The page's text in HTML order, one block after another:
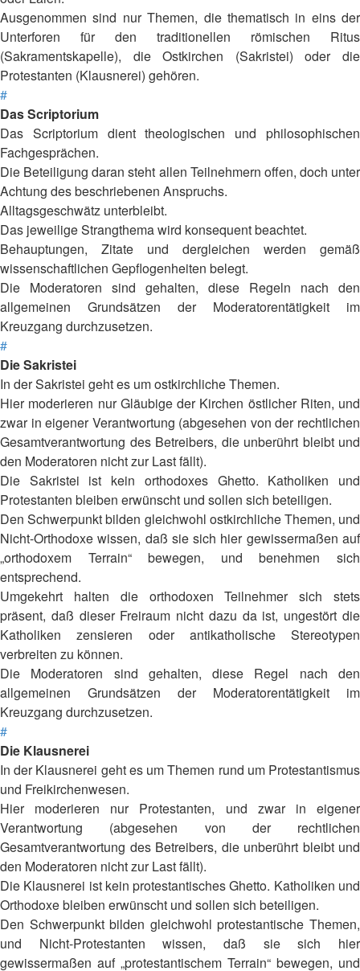
Ausgenommen sind nur Themen, die thematisch in eins der
Unterforen für den traditionellen römischen Ritus
(Sakramentskapelle), die Ostkirchen (Sakristei) oder die
Protestanten (Klausnerei) gehören.
#
Das Scriptorium
Das Scriptorium dient theologischen und philosophischen
Fachgesprächen.
Die Beteiligung daran steht allen Teilnehmern offen, doch unter
Achtung des beschriebenen Anspruchs.
Alltagsgeschwätz unterbleibt.
Das jeweilige Strangthema wird konsequent beachtet.
Behauptungen, Zitate und dergleichen werden gemäß
wissenschaftlichen Gepflogenheiten belegt.
Die Moderatoren sind gehalten, diese Regeln nach den
allgemeinen Grundsätzen der Moderatorentätigkeit im
Kreuzgang durchzusetzen.
#
Die Sakristei
In der Sakristei geht es um ostkirchliche Themen.
Hier moderieren nur Gläubige der Kirchen östlicher Riten, und
zwar in eigener Verantwortung (abgesehen von der rechtlichen
Gesamtverantwortung des Betreibers, die unberührt bleibt und
den Moderatoren nicht zur Last fällt).
Die Sakristei ist kein orthodoxes Ghetto. Katholiken und
Protestanten bleiben erwünscht und sollen sich beteiligen.
Den Schwerpunkt bilden gleichwohl ostkirchliche Themen, und
Nicht-Orthodoxe wissen, daß sie sich hier gewissermaßen auf
„orthodoxem Terrain“ bewegen, und benehmen sich
entsprechend.
Umgekehrt halten die orthodoxen Teilnehmer sich stets
präsent, daß dieser Freiraum nicht dazu da ist, ungestört die
Katholiken zensieren oder antikatholische Stereotypen
verbreiten zu können.
Die Moderatoren sind gehalten, diese Regel nach den
allgemeinen Grundsätzen der Moderatorentätigkeit im
Kreuzgang durchzusetzen.
#
Die Klausnerei
In der Klausnerei geht es um Themen rund um Protestantismus
und Freikirchenwesen.
Hier moderieren nur Protestanten, und zwar in eigener
Verantwortung (abgesehen von der rechtlichen
Gesamtverantwortung des Betreibers, die unberührt bleibt und
den Moderatoren nicht zur Last fällt).
Die Klausnerei ist kein protestantisches Ghetto. Katholiken und
Orthodoxe bleiben erwünscht und sollen sich beteiligen.
Den Schwerpunkt bilden gleichwohl protestantische Themen,
und Nicht-Protestanten wissen, daß sie sich hier
gewissermaßen auf „protestantischem Terrain“ bewegen, und